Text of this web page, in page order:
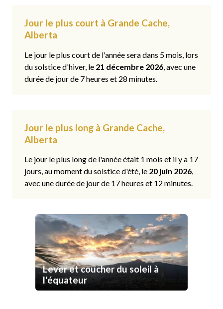
Jour le plus court à Grande Cache,
Alberta
Le jour le plus court de l'année sera dans 5 mois, lors
du solstice d'hiver, le 21 décembre 2026, avec une
durée de jour de 7 heures et 28 minutes.
Jour le plus long à Grande Cache,
Alberta
Le jour le plus long de l'année était 1 mois et il y a 17
jours, au moment du solstice d'été, le 20 juin 2026,
avec une durée de jour de 17 heures et 12 minutes.
Lever et coucher du soleil à
l'équateur